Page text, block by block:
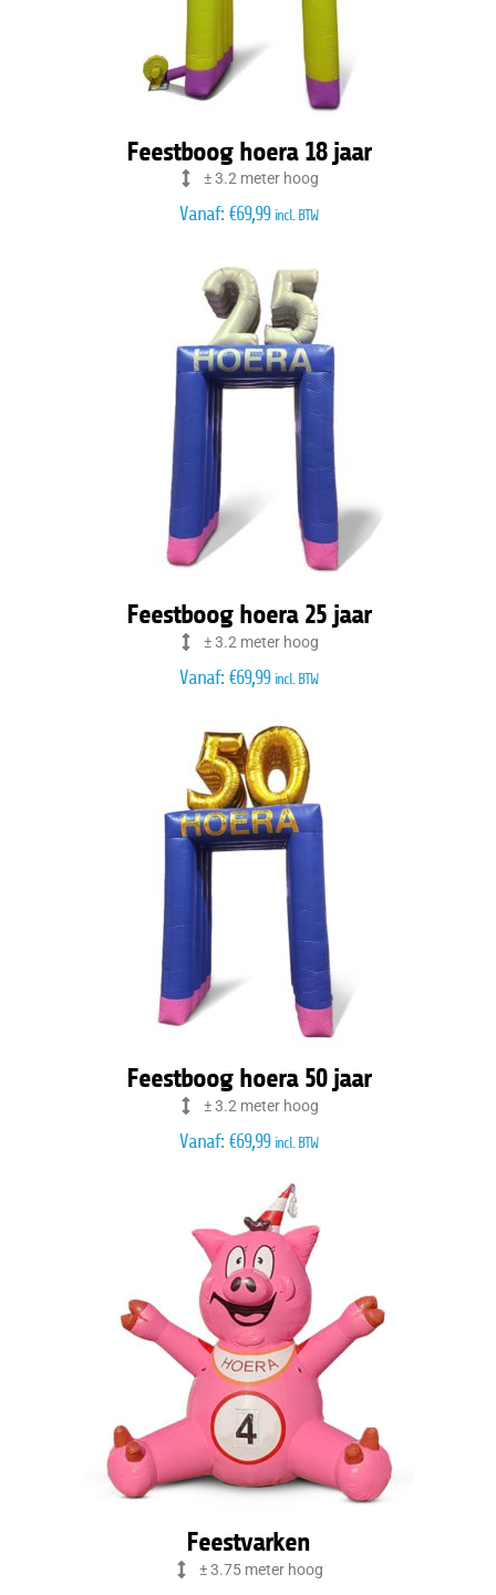
Feestboog hoera 18 jaar
± 3.2 meter hoog
Vanaf: €69,99 incl. BTW
Feestboog hoera 25 jaar
± 3.2 meter hoog
Vanaf: €69,99 incl. BTW
Feestboog hoera 50 jaar
± 3.2 meter hoog
Vanaf: €69,99 incl. BTW
Feestvarken
± 3.75 meter hoog